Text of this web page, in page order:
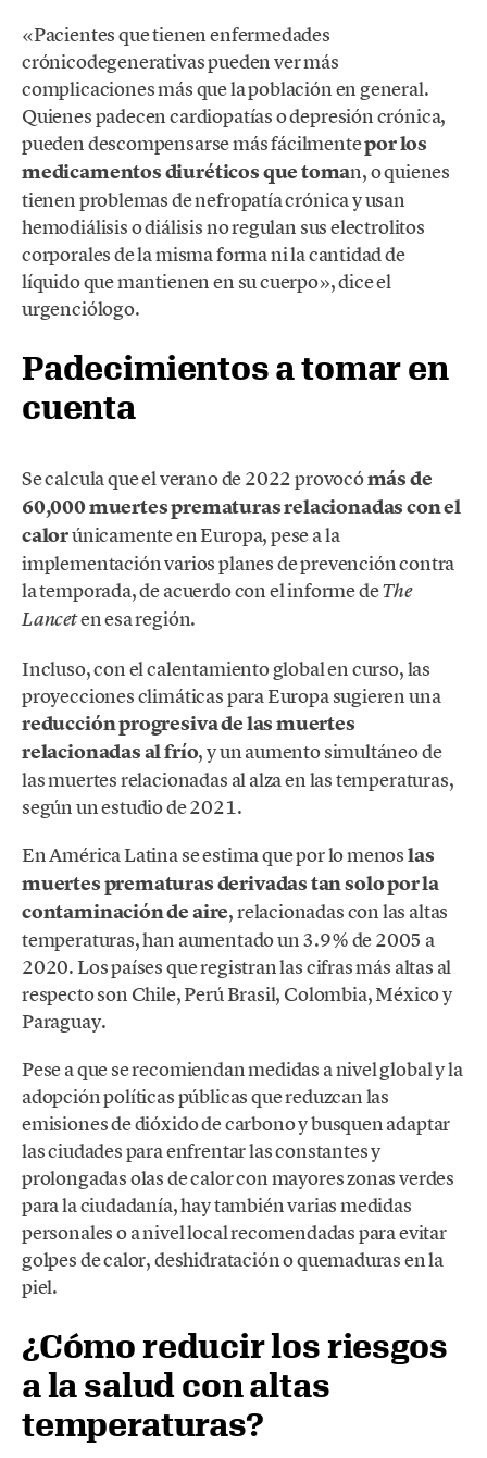
«Pacientes que tienen enfermedades
crónicodegenerativas pueden ver más
complicaciones más que la población en general.
Quienes padecen cardiopatías o depresión crónica,
pueden descompensarse más fácilmentepor los
medicamentos diuréticos que toman, o quienes
tienen problemas de nefropatía crónica y usan
hemodiálisis o diálisis no regulan sus electrolitos
corporales de la misma forma ni la cantidad de
líquido que mantienen en su cuerpo», dice el
urgenciólogo.
Padecimientos a tomar en
cuenta
Se calcula que el verano de 2022 provocómás de
60,000 muertes prematuras relacionadas con el
calorúnicamente en Europa, pese a la
implementación varios planes de prevención contra
la temporada, de acuerdo con el informe deThe
Lanceten esa región.
Incluso, con el calentamiento global en curso, las
proyecciones climáticas para Europa sugieren una
reducción progresiva de las muertes
relacionadas al frío, y un aumento simultáneo de
las muertes relacionadas al alza en las temperaturas,
según un estudio de 2021.
En América Latina se estima que por lo menoslas
muertes prematuras derivadas tan solo por la
contaminación de aire, relacionadas con las altas
temperaturas, han aumentado un 3.9% de 2005 a
2020. Los países que registran las cifras más altas al
respecto son Chile, Perú Brasil, Colombia, México y
Paraguay.
Pese a que se recomiendan medidas a nivel global y la
adopción políticas públicas que reduzcan las
emisiones de dióxido de carbono y busquen adaptar
las ciudades para enfrentar las constantes y
prolongadas olas de calor con mayores zonas verdes
para la ciudadanía, hay también varias medidas
personales o a nivel local recomendadas para evitar
golpes de calor, deshidratación o quemaduras en la
piel.
¿Cómo reducir los riesgos
a la salud con altas
temperaturas?